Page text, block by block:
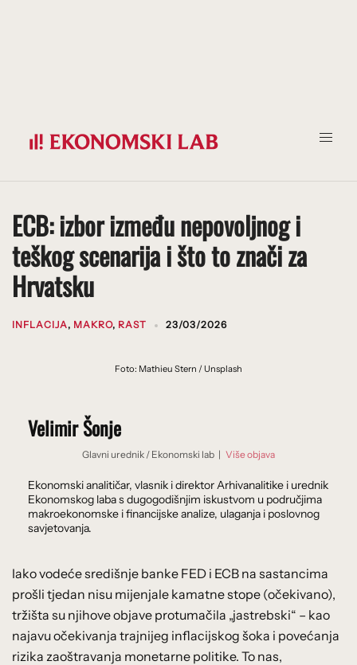
ECB: izbor između nepovoljnog i
teškog scenarija i što to znači za
Hrvatsku
INFLACIJA, MAKRO, RAST 23/03/2026
Foto: Mathieu Stern / Unsplash
Velimir Šonje
Glavni urednik / Ekonomski lab | Više objava
Ekonomski analitičar, vlasnik i direktor Arhivanalitike i urednik
Ekonomskog laba s dugogodišnjim iskustvom u područjima
makroekonomske i financijske analize, ulaganja i poslovnog
savjetovanja.
Iako vodeće središnje banke FED i ECB na sastancima
prošli tjedan nisu mijenjale kamatne stope (očekivano),
tržišta su njihove objave protumačila „jastrebski“ – kao
najavu očekivanja trajnijeg inflacijskog šoka i povećanja
rizika zaoštravanja monetarne politike. To nas,